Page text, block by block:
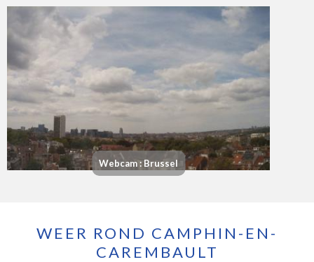
Webcam : Brussel
WEER ROND CAMPHIN-EN-
CAREMBAULT